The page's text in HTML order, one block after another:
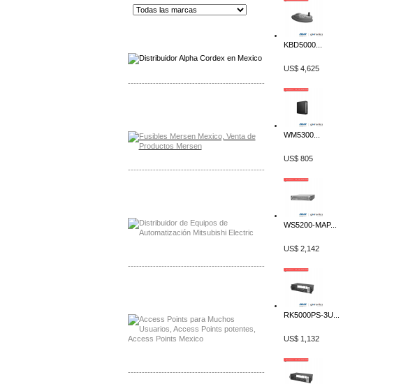
-------------------------------------------------
-------------------------------------------------
-------------------------------------------------
-------------------------------------------------
KBD5000...
US$ 4,625
WM5300...
US$ 805
WS5200-MAP...
US$ 2,142
RK5000PS-3U...
US$ 1,132